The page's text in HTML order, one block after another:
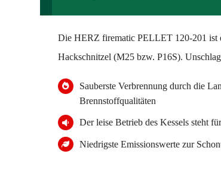
Die HERZ firematic PELLET 120-201 ist
Hackschnitzel (M25 bzw. P16S).
Sauberste Verbrennung durch die
Brennstoffqualitäten
Der leise Betrieb des Kessels steht
Niedrigste Emissionswerte zur